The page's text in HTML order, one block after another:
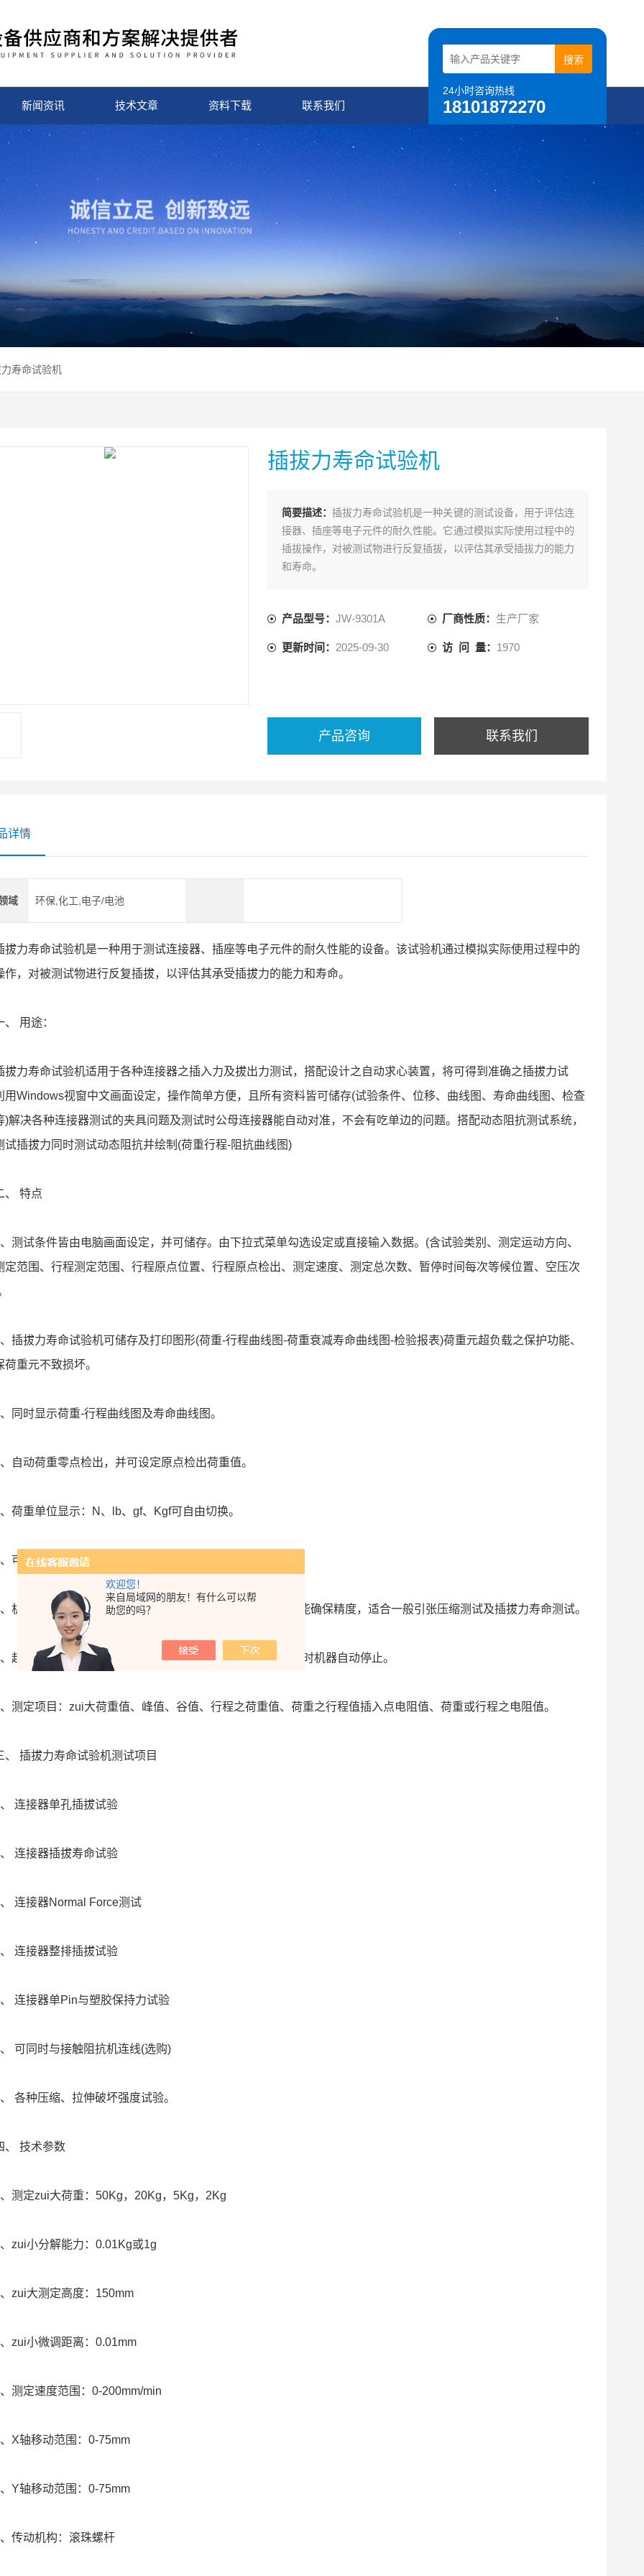
欢迎您！
来自局域网的朋友！有什么可以帮
助您的吗？
24小时咨询热线
18101872270
新闻资讯 技术文章 资料下载 联系我们
寿命试验机
插拔力寿命试验机
简要描述：插拔力寿命试验机是一种关键的测试设备，用于评估连
接器、插座等电子元件的耐久性能。它通过模拟实际使用过程中的
插拔操作，对被测试物进行反复插拔，以评估其承受插拔力的能力
和寿命。
产品型号： JW-9301A 厂商性质： 生产厂家
更新时间： 2025-09-30 访 问 量： 1970
产品咨询 联系我们
详情
域 环保,化工,电子/电池
寿命试验机是一种用于测试连接器、插座等电子元件的耐久性能的设备。该试验机通过模拟实际使用过程中的
作，对被测试物进行反复插拔，以评估其承受插拔力的能力和寿命。
用途：
寿命试验机适用于各种连接器之插入力及拔出力测试，搭配设计之自动求心装置，将可得到准确之插拔力试
用Windows视窗中文画面设定，操作简单方便，且所有资料皆可储存(试验条件、位移、曲线图、寿命曲线图、检查
)解决各种连接器测试的夹具问题及测试时公母连接器能自动对准，不会有吃单边的问题。搭配动态阻抗测试系统，
试插拔力同时测试动态阻抗并绘制(荷重行程-阻抗曲线图)
特点
试条件皆由电脑画面设定，并可储存。由下拉式菜单勾选设定或直接输入数据。(含试验类别、测定运动方向、
定范围、行程测定范围、行程原点位置、行程原点检出、测定速度、测定总次数、暂停时间每次等候位置、空压次
拔力寿命试验机可储存及打印图形(荷重-行程曲线图-荷重衰减寿命曲线图-检验报表)荷重元超负载之保护功能、
荷重元不致损坏。
时显示荷重-行程曲线图及寿命曲线图。
动荷重零点检出，并可设定原点检出荷重值。
重单位显示：N、lb、gf、Kgf可自由切换。
同时搭配数个荷重元(2Kgf/5Kgf/20Kgf/50Kgf选购)。
台采用高钢性结构设计，搭配伺服马达，长时间使用下能确保精度，适合一般引张压缩测试及插拔力寿命测试。
规格值停止(于寿命测试时，测试数据超出设定上下限值时机器自动停止。
定项目：zui大荷重值、峰值、谷值、行程之荷重值、荷重之行程值插入点电阻值、荷重或行程之电阻值。
插拔力寿命试验机测试项目
接器单孔插拔试验
接器插拔寿命试验
接器Normal Force测试
接器整排插拔试验
接器单Pin与塑胶保持力试验
同时与接触阻抗机连线(选购)
种压缩、拉伸破坏强度试验。
技术参数
定zui大荷重：50Kg，20Kg，5Kg，2Kg
小分解能力：0.01Kg或1g
大测定高度：150mm
小微调距离：0.01mm
定速度范围：0-200mm/min
轴移动范围：0-75mm
轴移动范围：0-75mm
动机构：滚珠螺杆